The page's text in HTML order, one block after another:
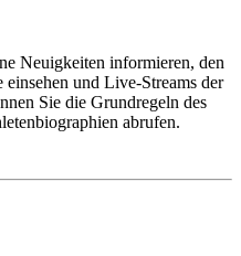
Neuigkeiten informieren, den
und Live-Streams der
Sie die Grundregeln des
abrufen.